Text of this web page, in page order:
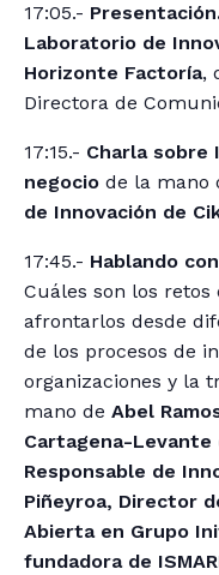
17:05.-
Laboratorio de
Horizonte Factoría,
Directora de
17:15.- Charla sobre
negocio de la mano
de Innovación de
17:45.- Hablando
Cuáles son los
afrontarlos desde
de los procesos de
organizaciones y la
mano de Abel
Cartagena-Levante
Responsable de
Piñeyroa, Director
Abierta en Grupo
fundadora de